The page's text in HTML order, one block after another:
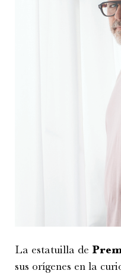
La estatuilla de
sus orígenes en la